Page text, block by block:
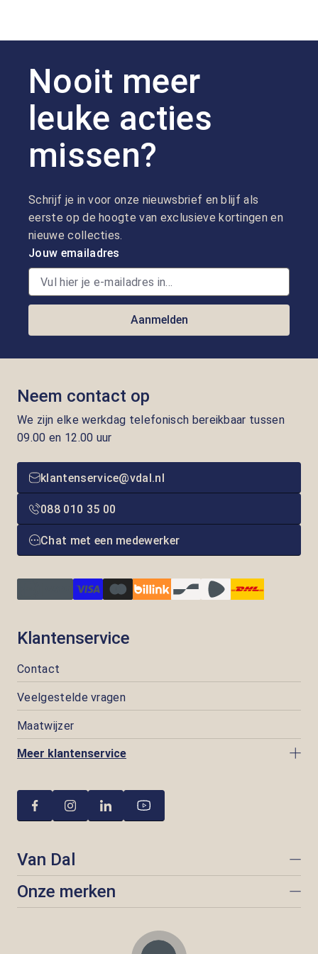
Nooit meer
leuke acties
missen?
Schrijf je in voor onze nieuwsbrief en blijf als
eerste op de hoogte van exclusieve kortingen en
nieuwe collecties.
Jouw emailadres
Aanmelden
Neem contact op
We zijn elke werkdag telefonisch bereikbaar tussen
09.00 en 12.00 uur
klantenservice@vdal.nl
088 010 35 00
Chat met een medewerker
Klantenservice
Contact
Veelgestelde vragen
Maatwijzer
Meer klantenservice
Van Dal
Onze merken